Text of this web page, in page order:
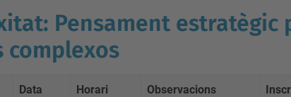
Pensament estratègic
complexos
Data
Horari Observacions